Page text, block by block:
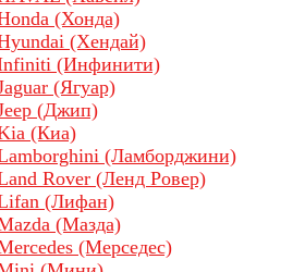
(Хонда)
(Хендай)
(Инфинити)
(Ягуар)
(Джип)
(Киа)
(Ламборджини)
Rover (Ленд Ровер)
(Лифан)
(Мазда)
(Мерседес)